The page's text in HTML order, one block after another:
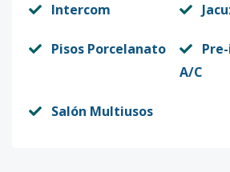
Intercom
Pisos Porcelanato
A/C
Salón Multiusos